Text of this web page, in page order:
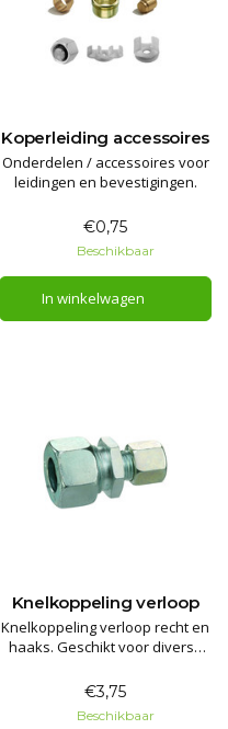
Koperleiding accessoires
Onderdelen / accessoires voor
leidingen en bevestigingen.
€0,75
Beschikbaar
In winkelwagen
Knelkoppeling verloop
Knelkoppeling verloop recht en
haaks. Geschikt voor diverse
€3,75
Beschikbaar